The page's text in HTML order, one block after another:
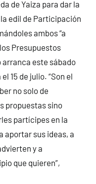
de Yaiza para dar la
edil de Participación
ambos “a
Presupuestos
arranca este sábado
15 de julio. “Son el
no solo de
propuestas sino
partícipes en la
aportar sus ideas, a
y a
que quieren”,